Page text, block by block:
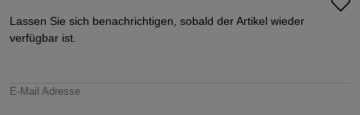
Lassen Sie sich benachrichtigen, sobald der Artikel wieder
verfügbar ist.
E-Mail Adresse